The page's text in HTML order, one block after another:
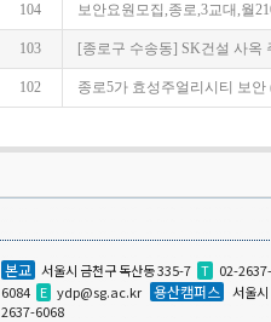
104 보안요원모집,종로,3교대,월
103 [종로구 수송동] SK건설 사옥
102 종로5가 효성주얼리시티 보
본교 서울시 금천구 독산동 335-7 T 02-
6084 E ydp@sg.ac.kr 용산캠퍼스
서울
2637-6068